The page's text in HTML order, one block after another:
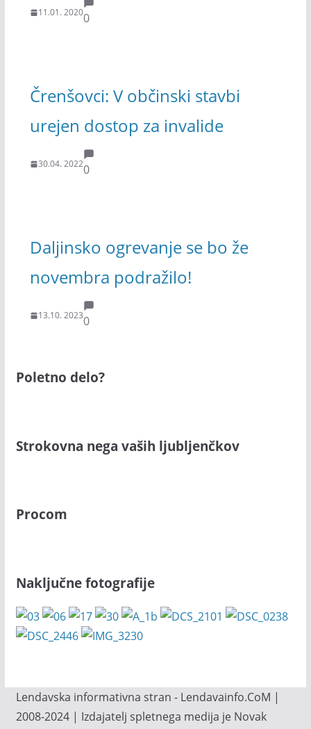
11.01. 20200
Črenšovci: V občinski stavbi
urejen dostop za invalide
30.04. 20220
Daljinsko ogrevanje se bo že
novembra podražilo!
13.10. 20230
Poletno delo?
Strokovna nega vaših ljubljenčkov
Procom
Naključne fotografije
Lendavska informativna stran - Lendavainfo.CoM |
2008-2024 | Izdajatelj spletnega medija je Novak